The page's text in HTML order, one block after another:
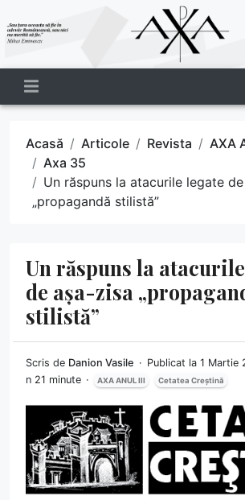
Acasă Articole Revista
AXA
Axa 35
Un răspuns la atacurile legate
„propagandă stilistă”
Un răspuns la
de așa-zisa
stilistă”
Scris de Danion Vasile Publicat la 1 Martie
n 21 minute
AXA ANUL III Cetatea Creștină